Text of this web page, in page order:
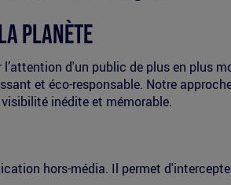
planète
d'un public de plus en plus
et éco-responsable. Notre
inédite et mémorable.
hors-média. Il permet